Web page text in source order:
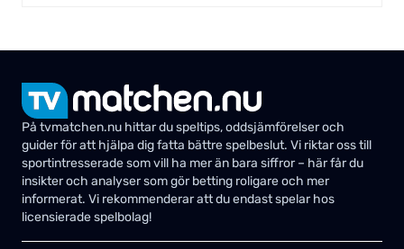
På tvmatchen.nu hittar du speltips, oddsjämförelser och
guider för att hjälpa dig fatta bättre spelbeslut. Vi riktar oss till
sportintresserade som vill ha mer än bara siffror – här får du
insikter och analyser som gör betting roligare och mer
informerat. Vi rekommenderar att du endast spelar hos
licensierade spelbolag!